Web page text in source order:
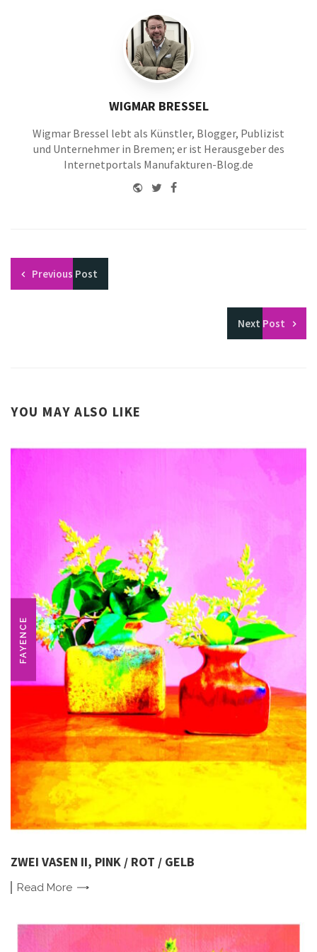
WIGMAR BRESSEL
Wigmar Bressel lebt als Künstler, Blogger, Publizist
und Unternehmer in Bremen; er ist Herausgeber des
Internetportals Manufakturen-Blog.de
WebsiteTwitterFacebook
Previous Post
Next Post
YOU MAY ALSO LIKE
FAYENCE
ZWEI VASEN II, PINK / ROT / GELB
Read More